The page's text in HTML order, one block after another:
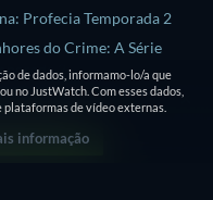
Profecia Temporada 2
do Crime: A Série
2
is Blind: Reino Unido
3
de dados, informamo-lo/a que
no JustWatch. Com esses dados,
de vídeo externas.
informação